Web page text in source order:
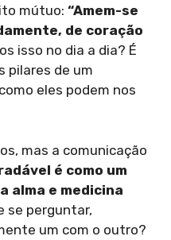
mútuo: “Amem-se
de coração
isso no dia a dia? É
pilares de um
eles podem nos
mas a comunicação
é como um
alma e medicina
se perguntar,
um com o outro?